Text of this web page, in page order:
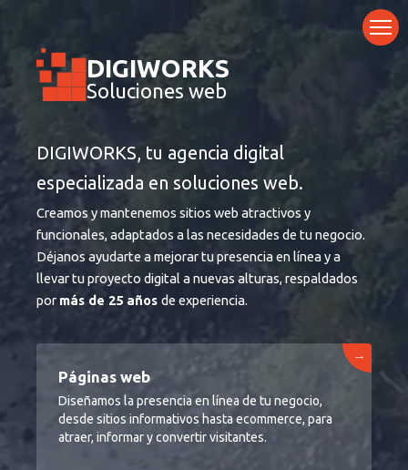
contenido
DIGIWORKS
Soluciones web
DIGIWORKS, tu agencia digital
especializada en soluciones web.
Creamos y mantenemos sitios web atractivos y
funcionales, adaptados a las necesidades de tu negocio.
Déjanos ayudarte a mejorar tu presencia en línea y a
llevar tu proyecto digital a nuevas alturas, respaldados
por más de 25 años de experiencia.
Páginas web
Diseñamos la presencia en línea de tu negocio,
desde sitios informativos hasta ecommerce, para
atraer, informar y convertir visitantes.
→